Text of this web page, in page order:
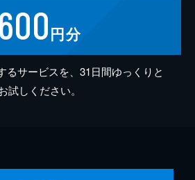
600円分
るサービスを、31日間ゆっくりと
試しください。